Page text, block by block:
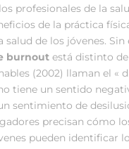
profesionales de la
de la práctica
salud de los jóvenes.
burnout está distinto de
(2002) llaman el «
tiene un sentido
sentimiento de
precisan cómo
pueden identificar